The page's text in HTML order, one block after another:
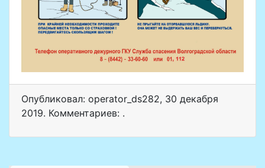
Опубликовал: operator_ds282, 30 декабря
2019. Комментариев: .